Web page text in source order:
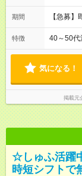
期間 【急募
特徴 40～50代
気になる！
掲載元
☆しゅふ活躍
時短シフトで